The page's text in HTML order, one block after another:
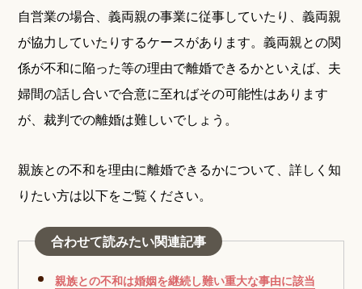
自営業の場合、義両親の事業に従事していたり、義両親
が協力していたりするケースがあります。義両親との関
係が不和に陥った等の理由で離婚できるかといえば、夫
婦間の話し合いで合意に至ればその可能性はあります
が、裁判での離婚は難しいでしょう。
親族との不和を理由に離婚できるかについて、詳しく知
りたい方は以下をご覧ください。
合わせて読みたい関連記事
親族との不和は婚姻を継続し難い重大な事由に該当